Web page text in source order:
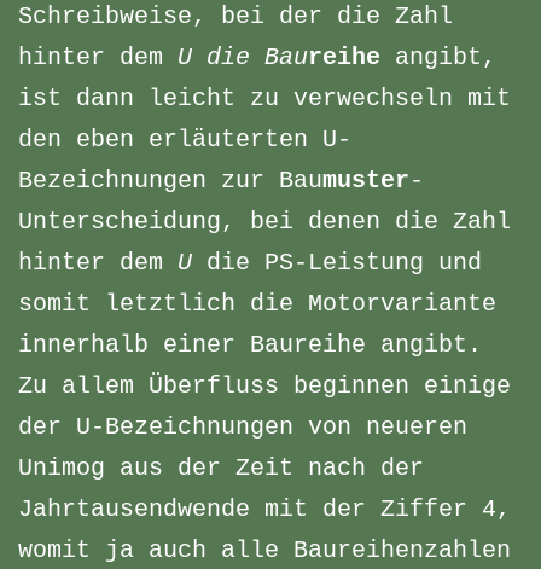
Schreibweise, bei der die Zahl
hinter dem U die Baureihe angibt,
ist dann leicht zu verwechseln mit
den eben erläuterten U-
Bezeichnungen zur Baumuster-
Unterscheidung, bei denen die Zahl
hinter dem U die PS-Leistung und
somit letztlich die Motorvariante
innerhalb einer Baureihe angibt.
Zu allem Überfluss beginnen einige
der U-Bezeichnungen von neueren
Unimog aus der Zeit nach der
Jahrtausendwende mit der Ziffer 4,
womit ja auch alle Baureihenzahlen